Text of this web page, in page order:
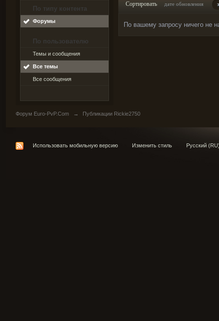
По типу контента
Форумы
По пользователю
Темы и сообщения
Все темы
Все сообщения
Сортировать дате обновления
По вашему запросу ничего не
Форум Euro-PvP.Com → Публикации Rickie2750
Использовать мобильную версию Изменить стиль Русский